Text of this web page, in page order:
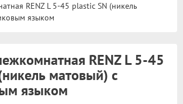
RENZ L 5-45 plastic SN (никель
языком
RENZ L 5-45
матовый) с
языком